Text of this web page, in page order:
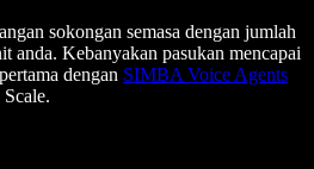
sokongan semasa dengan jumlah
anda. Kebanyakan pasukan mencapai
dengan SIMBA Voice Agents